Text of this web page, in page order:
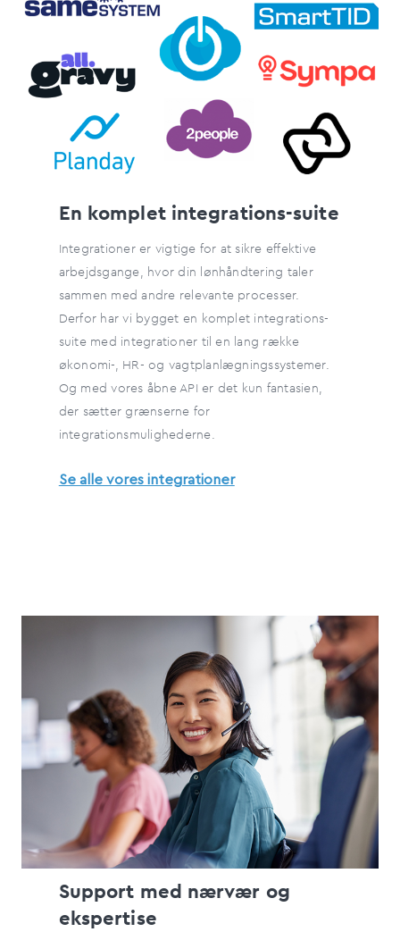
En komplet integrations-suite
Integrationer er vigtige for at sikre effektive
arbejdsgange, hvor din lønhåndtering taler
sammen med andre relevante processer.
Derfor har vi bygget en komplet integrations-
suite med integrationer til en lang række
økonomi-, HR- og vagtplanlægningssystemer.
Og med vores åbne API er det kun fantasien,
der sætter grænserne for
integrationsmulighederne.
Se alle vores integrationer
Support med nærvær og
ekspertise